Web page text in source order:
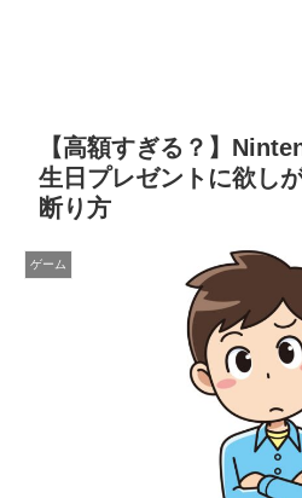
【高額すぎる？】
生日プレゼントに欲し
断り方
ゲーム